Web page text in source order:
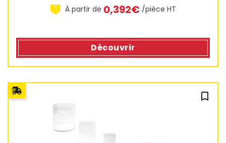
À partir de 0,392€ /pièce HT
Découvrir
bookmark_outline